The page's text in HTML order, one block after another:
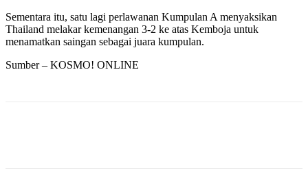
Sementara itu, satu lagi perlawanan Kumpulan A menyaksikan
Thailand melakar kemenangan 3-2 ke atas Kemboja untuk
menamatkan saingan sebagai juara kumpulan.
Sumber – KOSMO! ONLINE